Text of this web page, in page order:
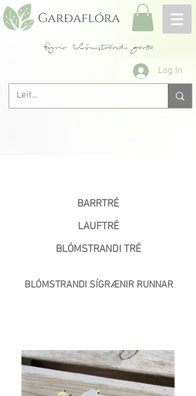
fyrir blómstrandi garða
Log In
BARRTRÉ
LAUFTRÉ
BLÓMSTRANDI TRÉ
BLÓMSTRANDI SÍGRÆNIR RUNNAR